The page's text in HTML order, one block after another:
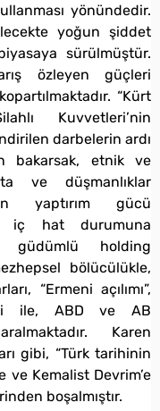
yönündedir.
yoğun şiddet
sürülmüştür.
özleyen güçleri
“Kürt
Kuvvetleri’nin
darbelerin ardı
bakarsak, etnik ve
ve düşmanlıklar
yaptırım gücü
iç hat durumuna
güdümlü holding
bölücülükle,
“Ermeni açılımı”,
ile, ABD ve AB
Karen
gibi, “Türk tarihinin
ve Kemalist Devrim’e
boşalmıştır.